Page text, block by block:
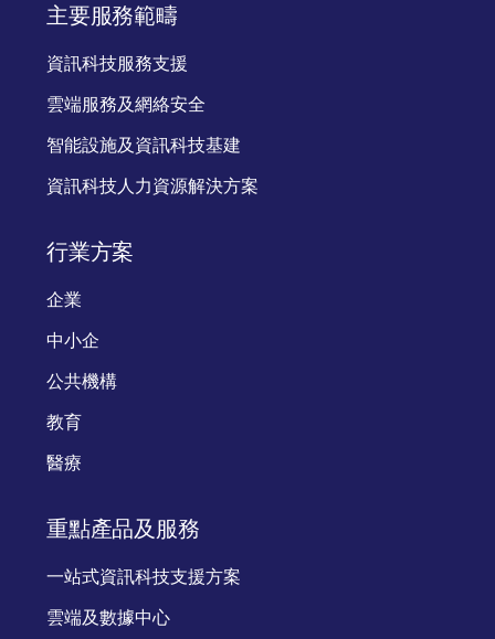
主要服務範疇
資訊科技服務支援
雲端服務及網絡安全
智能設施及資訊科技基建
資訊科技人力資源解決方案
行業方案
企業
中小企
公共機構
教育
醫療
重點產品及服務
一站式資訊科技支援方案
雲端及數據中心